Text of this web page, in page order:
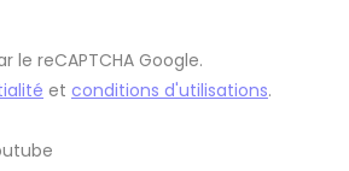
le reCAPTCHA Google.
et conditions d'utilisations.